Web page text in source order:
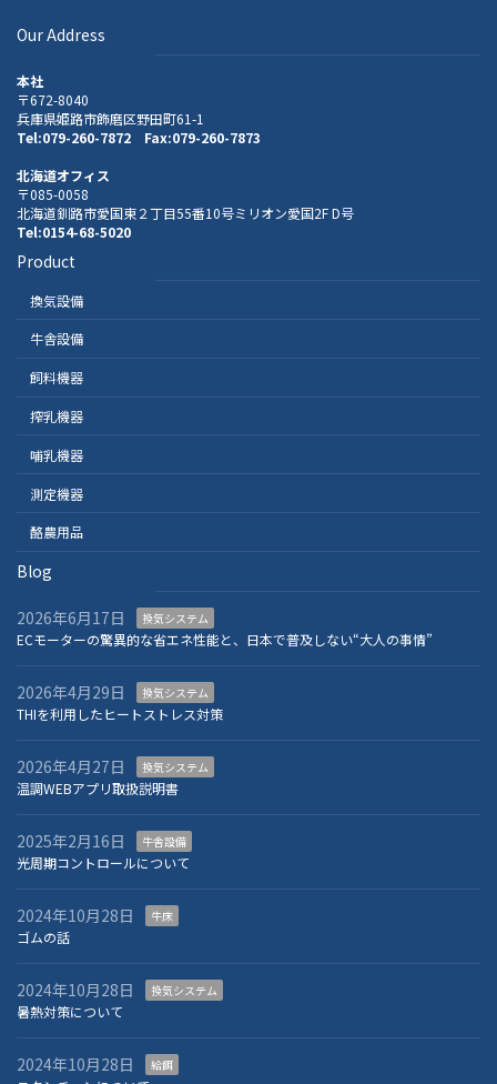
Our Address
本社
〒672-8040
兵庫県姫路市飾磨区野田町61-1
Tel:079-260-7872 Fax:079-260-7873
北海道オフィス
〒085-0058
北海道釧路市愛国東２丁目55番10号ミリオン愛国2F D号
Tel:0154-68-5020
Product
換気設備
牛舎設備
飼料機器
搾乳機器
哺乳機器
測定機器
酪農用品
Blog
2026年6月17日 換気システム
ECモーターの驚異的な省エネ性能と、日本で普及しない“大人の事情”
2026年4月29日 換気システム
THIを利用したヒートストレス対策
2026年4月27日 換気システム
温調WEBアプリ取扱説明書
2025年2月16日 牛舎設備
光周期コントロールについて
2024年10月28日 牛床
ゴムの話
2024年10月28日 換気システム
暑熱対策について
2024年10月28日 給餌